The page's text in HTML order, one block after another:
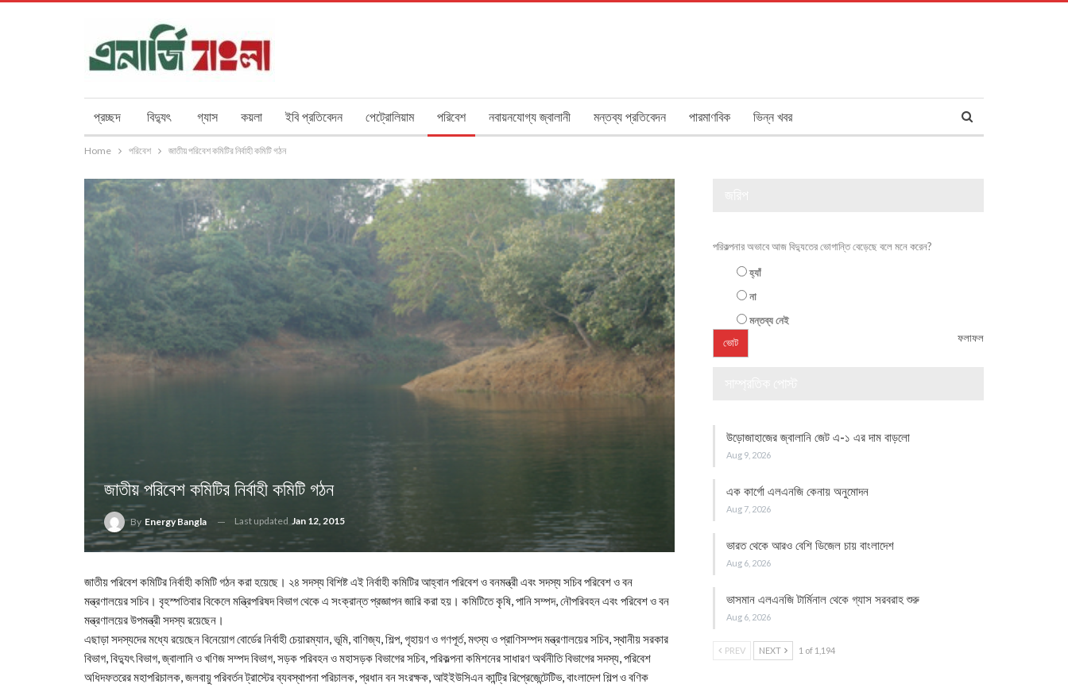
প্রচ্ছদ বিদ্যুৎ গ্যাস কয়লা ইবি প্রতিবেদন পেট্রোলিয়াম পরিবেশ নবায়নযোগ্য জ্বালানী মন্তব্য প্রতিবেদন পারমাণবিক ভিন্ন খবর
Home পরিবেশ জাতীয় পরিবেশ কমিটির নির্বাহী কমিটি গঠন
জাতীয় পরিবেশ কমিটির নির্বাহী কমিটি গঠন
By Energy Bangla Last updated Jan 12, 2015
জাতীয় পরিবেশ কমিটির নির্বাহী কমিটি গঠন করা হয়েছে। ২৪ সদস্য বিশিষ্ট এই নির্বাহী কমিটির আহ্বান পরিবেশ ও বনমন্ত্রী এবং সদস্য সচিব পরিবেশ ও বন
মন্ত্রণালয়ের সচিব। বৃহস্পতিবার বিকেলে মন্ত্রিপরিষদ বিভাগ থেকে এ সংক্রান্ত প্রজ্ঞাপন জারি করা হয়। কমিটিতে কৃষি, পানি সম্পদ, নৌপরিবহন এবং পরিবেশ ও বন
মন্ত্রণালয়ের উপমন্ত্রী সদস্য রয়েছেন।
এছাড়া সদস্যদের মধ্যে রয়েছেন বিনেয়োগ বোর্ডের নির্বাহী চেয়ারম্যান, ভূমি, বাণিজ্য, শিল্প, গৃহায়ণ ও গণপূর্ত, মৎস্য ও প্রাণিসম্পদ মন্ত্রণালয়ের সচিব, স্থানীয় সরকার
বিভাগ, বিদ্যুৎ বিভাগ, জ্বালানি ও খণিজ সম্পদ বিভাগ, সড়ক পরিবহন ও মহাসড়ক বিভাগের সচিব, পরিকল্পনা কমিশনের সাধারণ অর্থনীতি বিভাগের সদস্য, পরিবেশ
অধিদফতরের মহাপরিচালক, জলবায়ু পরিবর্তন ট্রাস্টের ব্যবস্থাপনা পরিচালক, প্রধান বন সংরক্ষক, আইইউসিএন কান্ট্রি রিপ্রেজেন্টেটিভ, বাংলাদেশ শিল্প ও বণিক
পরিকল্পনার অভাবে আজ বিদ্যুতের ভোগান্তি বেড়েছে বলে মনে করেন?
হ্যাঁ
না
মন্তব্য নেই
ফলাফল
উড়োজাহাজের জ্বালানি জেট এ-১ এর দাম বাড়লো
Aug 9, 2026
এক কার্গো এলএনজি কেনায় অনুমোদন
Aug 7, 2026
ভারত থেকে আরও বেশি ডিজেল চায় বাংলাদেশ
Aug 6, 2026
ভাসমান এলএনজি টার্মিনাল থেকে গ্যাস সরবরাহ শুরু
Aug 6, 2026
PREV NEXT 1 of 1,194